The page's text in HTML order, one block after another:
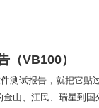
（VB100）
测试报告，就把它贴
山、江民、瑞星到国